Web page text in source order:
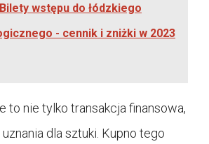
Bilety wstępu do łódzkiego
- cennik i zniżki w 2023
to nie tylko transakcja finansowa,
dla sztuki. Kupno tego